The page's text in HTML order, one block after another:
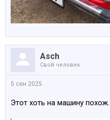
Asch
Свой человек
5 сен 2025
Этот хоть на машину